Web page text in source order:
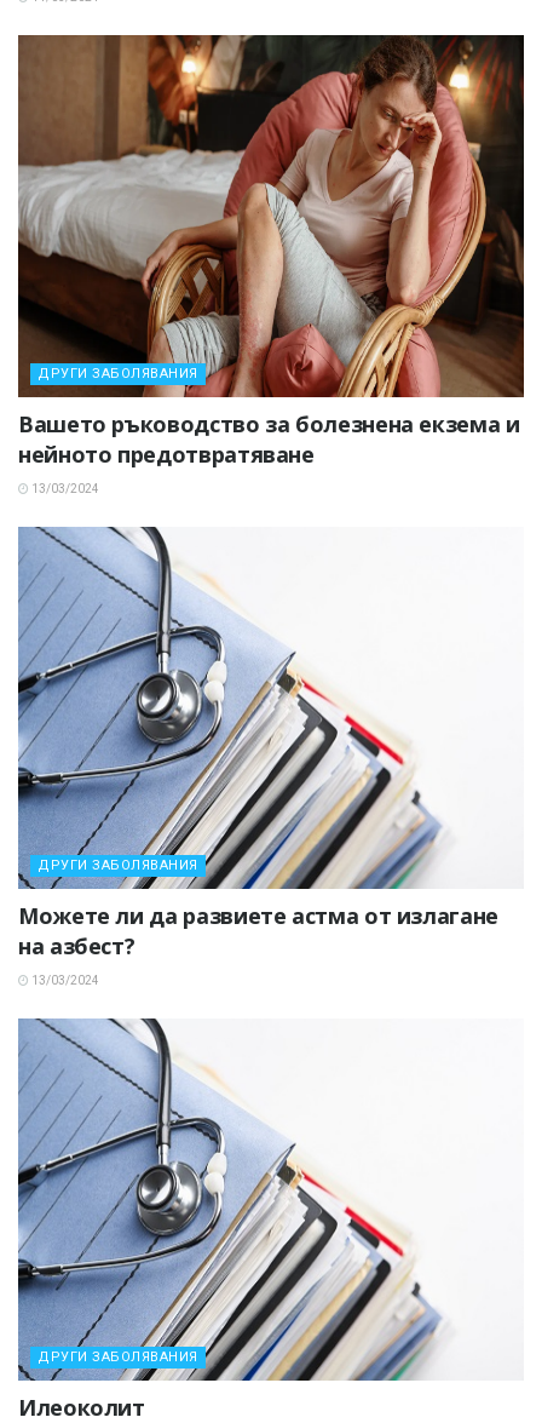
ДРУГИ ЗАБОЛЯВАНИЯ
Вашето ръководство за болезнена екзема и
нейното предотвратяване
13/03/2024
ДРУГИ ЗАБОЛЯВАНИЯ
Можете ли да развиете астма от излагане
на азбест?
13/03/2024
ДРУГИ ЗАБОЛЯВАНИЯ
Илеоколит